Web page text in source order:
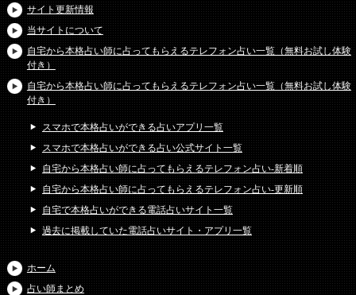
サイト更新情報
当サイトについて
自宅から本格占い師に占ってもらえるテレフォン占い一覧（無料お試し体験
付き）
自宅から本格占い師に占ってもらえるテレフォン占い一覧（無料お試し体験
付き）
スマホで本格占いができる占いアプリ一覧
スマホで本格占いができる占い公式サイト一覧
自宅から本格占い師に占ってもらえるテレフォン占い-新着順
自宅から本格占い師に占ってもらえるテレフォン占い-更新順
自宅で本格占いができる電話占いサイト一覧
過去に掲載していた電話占いサイト・アプリ一覧
ホーム
占い師まとめ